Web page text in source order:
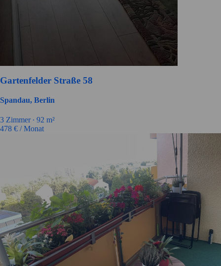
Gartenfelder Straße 58
Spandau, Berlin
3 Zimmer ∙ 92 m²
478 € / Monat